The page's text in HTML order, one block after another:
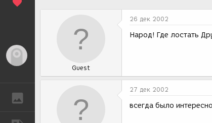
и
Guest
26 дек 2002
Народ! Где лостать
27 дек 2002
всегда было